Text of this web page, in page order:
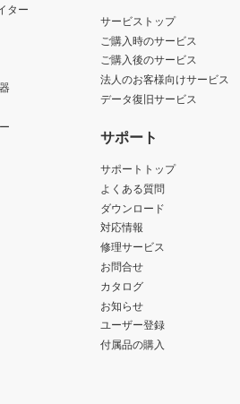
ター
サービストップ
ご購入時のサービス
ご購入後のサービス
法人のお客様向けサービス
データ復旧サービス
サポート
サポートトップ
よくある質問
ダウンロード
対応情報
修理サービス
お問合せ
カタログ
お知らせ
ユーザー登録
付属品の購入